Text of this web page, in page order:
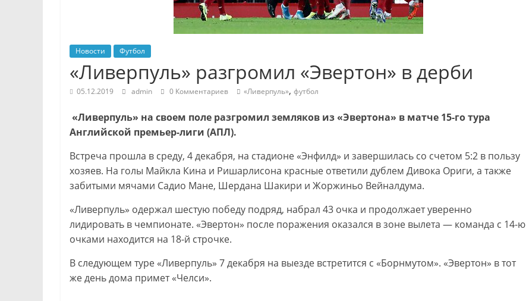
Новости Футбол
«Ливерпуль» разгромил «Эвертон» в дерби
05.12.2019 admin 0 Комментариев «Ливерпуль», футбол
«Ливерпуль» на своем поле разгромил земляков из «Эвертона» в матче 15-го тура
Английской премьер-лиги (АПЛ).
Встреча прошла в среду, 4 декабря, на стадионе «Энфилд» и завершилась со счетом 5:2 в пользу
хозяев. На голы Майкла Кина и Ришарлисона красные ответили дублем Дивока Ориги, а также
забитыми мячами Садио Мане, Шердана Шакири и Жоржиньо Вейналдума.
«Ливерпуль» одержал шестую победу подряд, набрал 43 очка и продолжает уверенно
лидировать в чемпионате. «Эвертон» после поражения оказался в зоне вылета — команда с 14-ю
очками находится на 18-й строчке.
В следующем туре «Ливерпуль» 7 декабря на выезде встретится с «Борнмутом». «Эвертон» в тот
же день дома примет «Челси».